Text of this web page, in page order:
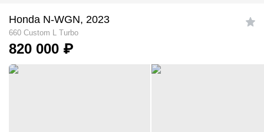
Honda N-WGN, 2023
660 Custom L Turbo
820 000 ₽